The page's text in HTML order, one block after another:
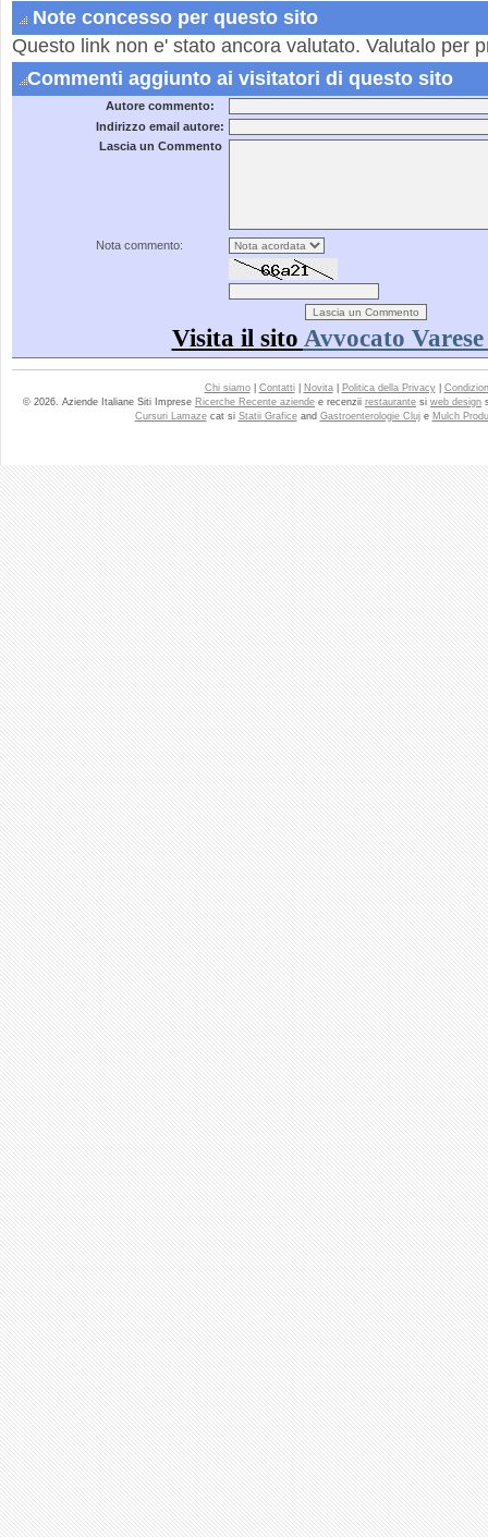
Note concesso per questo sito
Questo link non e' stato ancora valutato. Valutalo per
Commenti aggiunto ai visitatori di questo sito
Autore commento:
Indirizzo email autore:
Lascia un Commento
Nota commento:
Visita il sito Avvocato
Chi siamo| Contatti| Novita| Politica della Privacy|
© 2026. Aziende Italiane Siti Imprese Ricerche Recente aziende e recenzii restaurante si web design
Cursuri Lamazecat si Statii Graficeand Gastroenterologie Cluje Mulch